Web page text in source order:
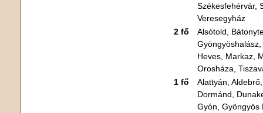
Székesfehérvár,
Veresegyház
2 fő
Alsótold,
Heves, Markaz,
Orosháza,
1 fő
Alattyán,
Dormánd,
Gyón, Gyöngyös